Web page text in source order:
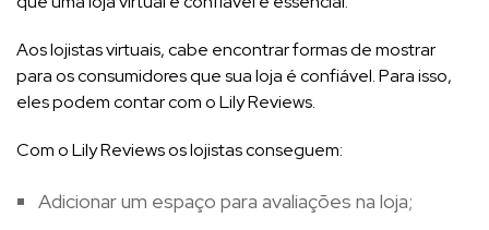
Aos lojistas virtuais, cabe encontrar formas de mostrar
para os consumidores que sua loja é confiável. Para isso,
eles podem contar com o Lily Reviews.
Com o Lily Reviews os lojistas conseguem:
Adicionar um espaço para avaliações na loja;